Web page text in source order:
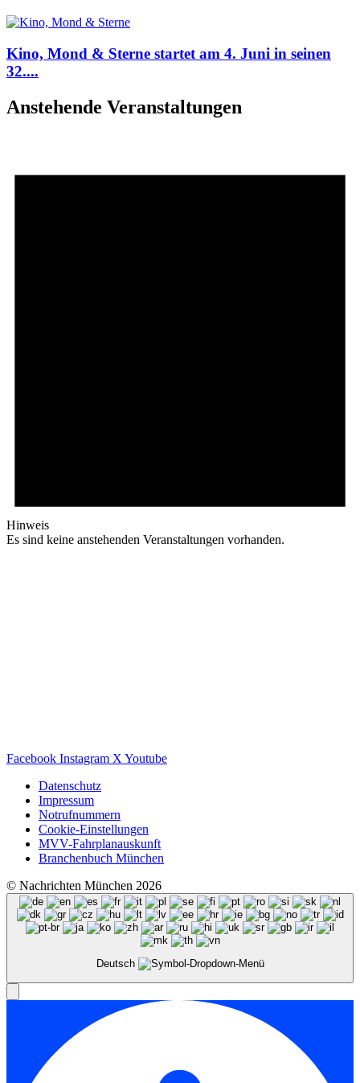
Kino, Mond & Sterne startet am 4. Juni in seinen
32....
Anstehende Veranstaltungen
Hinweis
Es sind keine anstehenden Veranstaltungen vorhanden.
Facebook Instagram X Youtube
Datenschutz
Impressum
Notrufnummern
Cookie-Einstellungen
MVV-Fahrplanauskunft
Branchenbuch München
© Nachrichten München 2026
Deutsch